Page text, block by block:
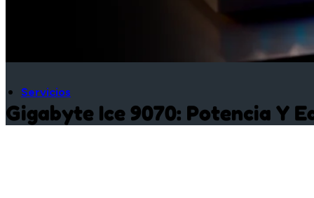
Servicios
Gigabyte Ice 9070: Potencia Y